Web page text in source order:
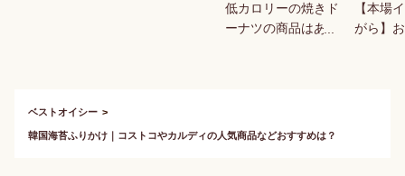
低カロリーの焼きド
ーナツの商品はあり
【本場
がら】
ベストオイシー
韓国海苔ふりかけ｜コストコやカルディの人気商品などおすすめは？